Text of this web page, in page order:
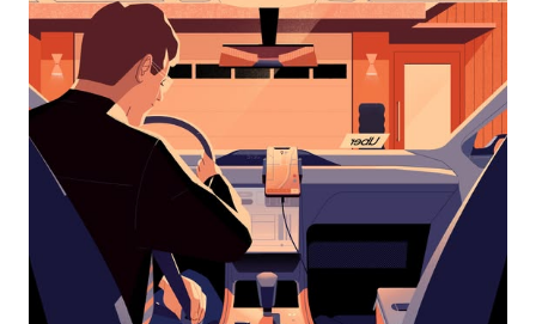
ン
ダ
ー
を
操
作
し、
を
選
択